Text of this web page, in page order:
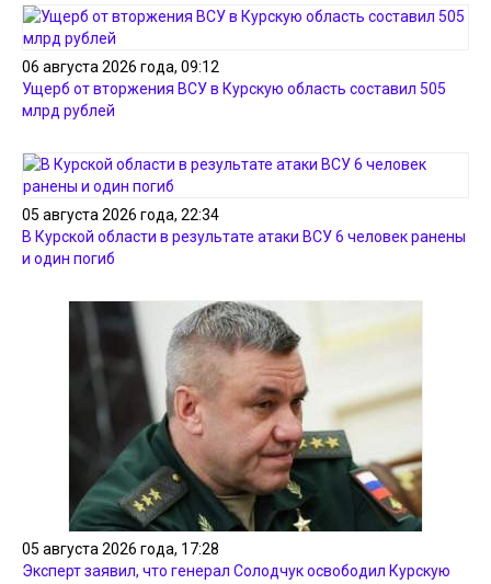
06 августа 2026 года, 09:12
Ущерб от вторжения ВСУ в Курскую область составил 505
млрд рублей
05 августа 2026 года, 22:34
В Курской области в результате атаки ВСУ 6 человек ранены
и один погиб
05 августа 2026 года, 17:28
Эксперт заявил, что генерал Солодчук освободил Курскую